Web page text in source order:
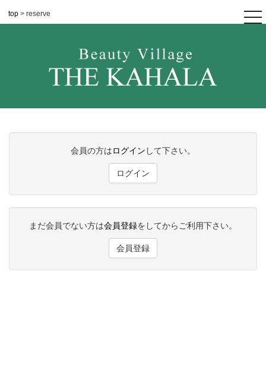
top > reserve
会員の方はログイン して下さい。
ログイン
まだ会員でない方は会員登録をしてからご利用下さい。
会員登録